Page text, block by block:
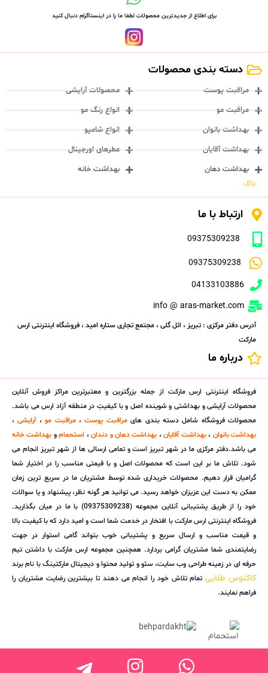
برای اطلاع از جدیدترین محصولات لطفا ما را در اینستاگرام دنبال کنید
دسته بندی محصولات
مراقبت پوست
مراقبت مو
بهداشت بانوان
بهداشت آقایان
بهداشت دهان
محصولات آرایشی
انواع رنگ مو
انواع شامپو
عطرهای اورجینال
بهداشت خانه
بلاگ
ارتباط با ما
09375309238
09375309238
04133103886
info @ aras-market.com
آدرس دفتر مرکزی : تبریز ، ائل گلی ، مجتمع تجاری ستاره امید ، فروشگاه اینترنتی ارس
مارکت
درباره ما
فروشگاه اینترنتی ارس مارکت از جمله بزرگترین و معتبرترین مراکز فروش آنلاین
محصولات آرایشی و بهداشتی و شوینده اصل و با کیفیتِ در منطقه آزاد ارس می باشد.
محصولات فروشگاه شامل دسته بندی هایمراقبت پوست،مراقبت مو،آرایشی،
بهداشت بانوان ،بهداشت آقایان، بهداشت دهان و دندان، استحمامو بهداشت خانه
می باشد.دفتر مرکزی ما در شهر تبریز است و تمامی ارسالی ها از شهر تبریز انجام می
شود. تلاش ما بر این است که محصولات اصل و با قیمتی مناسب را در اختیار شما
گرامیان قرار دهیم. محصولات خریداری شده توسط مشتریان ما در سریع ترین زمان
ممکن به دست این عزیزان خواهد رسید. می توانید هر گونه نظر، پیشنهاد و یا سوالات
خود را از طریق پشتیبانی آنلاین مجموعه (09375309238) با ما در میان بگذارید.
فروشگاه اینترنتی ارس مارکت با افتخار در خدمت شما است و امید دارد که با کیفیت بالا
و قیمت مناسب و ارسال سریع و پشتیبانی خوب بتواند گامی استوار در جهت
رضایتمندی شما مشتریان گرامی بردارد. همچنین مجموعه ارس مارکت با داشتن تیم
حرفه ای در زمینه طراحی وب سایت، سئو و تولید محتوا و دیجیتال مارکتینگ با نام برند
کاکتوس طلاییتمام تلاش خود را انجام می دهند تا بیشترین رضایت مشتریان را
فراهم نمایند.